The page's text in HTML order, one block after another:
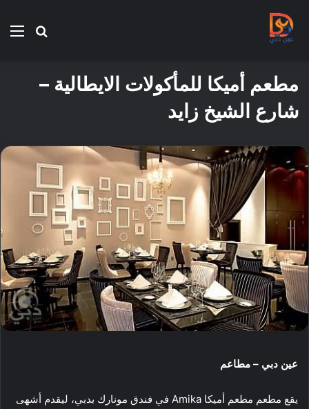
بحث
مطعم أميكا للمأكولات الايطالية –
شارع الشيخ زايد
عين دبي – مطاعم
يقع مطعم مطعم أميكا Amika في فندق مونارك بدبي، ليقدم أشهى